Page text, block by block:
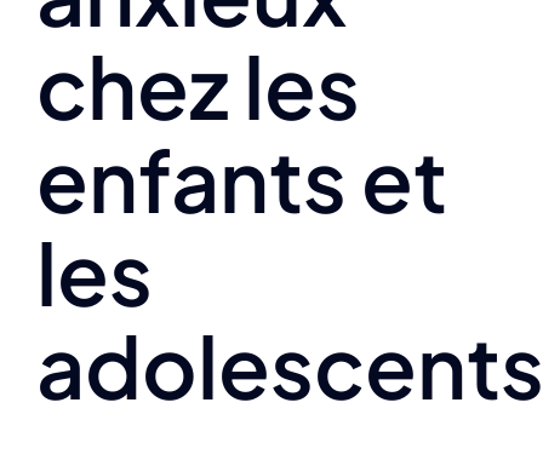
chez les
enfants et
les
adolescents